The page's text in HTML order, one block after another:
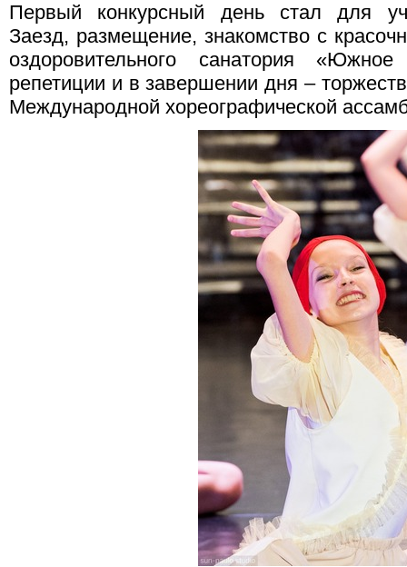
Первый конкурсный день стал для
Заезд, размещение, знакомство с
оздоровительного санатория
репетиции и в завершении дня –
Международной хореографической